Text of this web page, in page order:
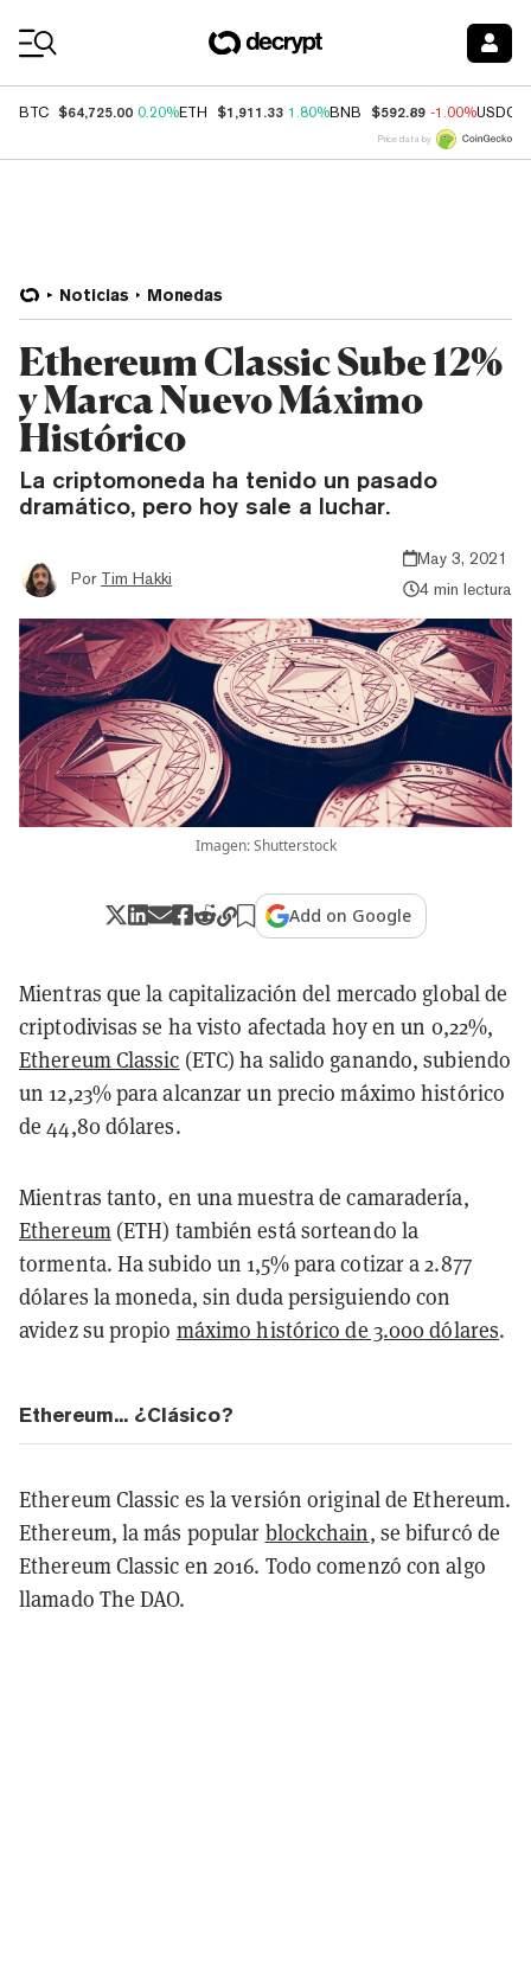
BTC $64,725.00 0.20%ETH $1,911.33 1.80%BNB $592.89 -1.00%USDC
Price data by
Noticias Monedas
Ethereum Classic Sube 12%
y Marca Nuevo Máximo
Histórico
La criptomoneda ha tenido un pasado
dramático, pero hoy sale a luchar.
Por Tim Hakki
May 3, 2021
4 min lectura
Imagen: Shutterstock
Add on Google
Mientras que la capitalización del mercado global de
criptodivisas se ha visto afectada hoy en un 0,22%,
Ethereum Classic (ETC) ha salido ganando, subiendo
un 12,23% para alcanzar un precio máximo histórico
de 44,80 dólares.
Mientras tanto, en una muestra de camaradería,
Ethereum(ETH) también está sorteando la
tormenta. Ha subido un 1,5% para cotizar a 2.877
dólares la moneda, sin duda persiguiendo con
avidez su propio máximo histórico de 3.000 dólares.
Ethereum... ¿Clásico?
Ethereum Classic es la versión original de Ethereum.
Ethereum, la más popular blockchain, se bifurcó de
Ethereum Classic en 2016. Todo comenzó con algo
llamado The DAO.